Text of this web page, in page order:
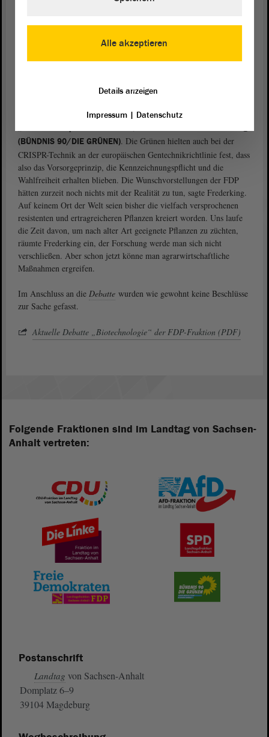
natürlichem Wege hätten entstehen können. Bleibe die
„Uns läuft die Zeit davon“
Die FDP spreche von „grüner Biotechnologie“, um nicht von
(BÜNDNIS 90/DIE GRÜNEN). Die Grünen hielten auch bei der
CRISPR-Technik an der europäischen Gentechnikrichtlinie fest, dass
also das Vorsorgeprinzip, die Kennzeichnungspflicht und die
Wahlfreiheit erhalten blieben. Die Wunschvorstellungen der FDP
hätten zurzeit noch nichts mit der Realität zu tun, sagte Frederking.
Auf keinem Ort der Welt seien bisher die vielfach versprochenen
resistenten und ertragreicheren Pflanzen kreiert worden. Uns laufe
die Zeit davon, um nach alter Art geeignete Pflanzen zu züchten,
räumte Frederking ein, der Forschung werde man sich nicht
verschließen. Aber schon jetzt könne man agrarwirtschaftliche
Maßnahmen ergreifen.
Im Anschluss an die Debatte wurden wie gewohnt keine Beschlüsse
zur Sache gefasst.
Aktuelle Debatte „Biotechnologie“ der FDP-Fraktion (PDF)
Folgende Fraktionen sind im Landtag von Sachsen-
Anhalt vertreten:
Postanschrift
Landtag von Sachsen-Anhalt
Domplatz 6–9
39104 Magdeburg
Alle akzeptieren
Details anzeigen
Impressum| Datenschutz